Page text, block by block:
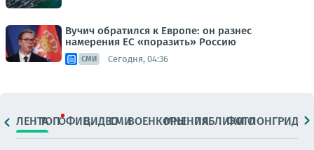
Вучич обратился к Европе: он разнес
намерения ЕС «поразить» Россию
СМИ Сегодня, 04:36
ЛЕНТАТОПОФИЦ.ВИДЕОСМИВОЕНКОРЫМНЕНИЯПАБЛИКИ
ФОТОЛОНГРИДЫ